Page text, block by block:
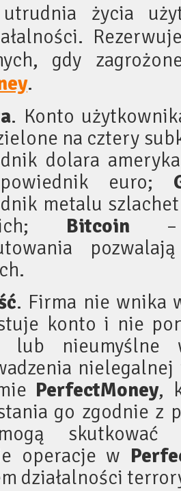
życia
gdy
.
. Konto
na cztery
dolara
euro;
metalu
Bitcoin–
. Firma nie wnika
konto i nie
lub nieumyślne
PerfectMoney,
go zgodnie z
skutkować
operacje w
działalności